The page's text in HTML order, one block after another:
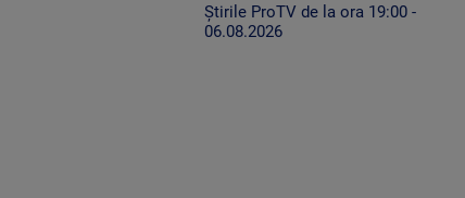
Știrile ProTV de la ora 19:00 -
06.08.2026